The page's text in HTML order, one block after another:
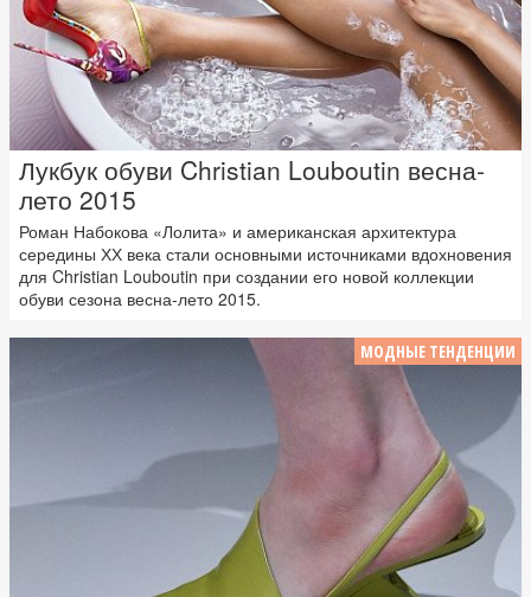
Лукбук обуви Christian Louboutin весна-
лето 2015
Роман Набокова «Лолита» и американская архитектура
середины ХХ века стали основными источниками вдохновения
для Christian Louboutin при создании его новой коллекции
обуви сезона весна-лето 2015.
МОДНЫЕ ТЕНДЕНЦИИ